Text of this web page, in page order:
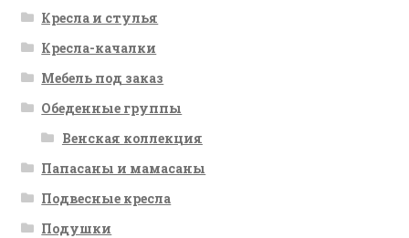
Кресла и стулья
Кресла-качалки
Мебель под заказ
Обеденные группы
Венская коллекция
Папасаны и мамасаны
Подвесные кресла
Подушки